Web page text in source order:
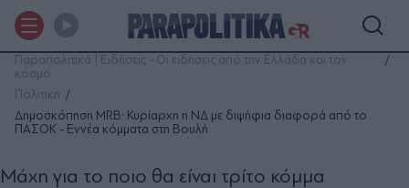
Παραπολιτικά | Ειδήσεις - Οι ειδήσεις από την Ελλάδα και τον
κόσμο
Πολιτική
Δημοσκόπηση MRB: Κυρίαρχη η ΝΔ με διψήφια διαφορά από το
ΠΑΣΟΚ - Εννέα κόμματα στη Βουλή
Μάχη για το ποιο θα είναι τρίτο κόμμα